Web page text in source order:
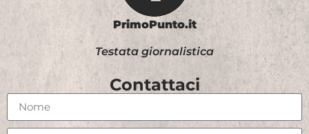
PrimoPunto.it
Testata giornalistica
Contattaci